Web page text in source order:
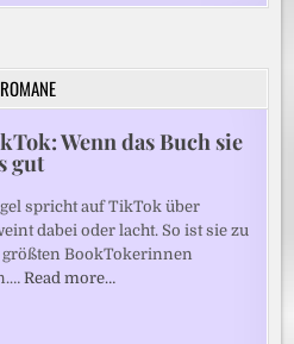
ROMANE
Wenn das Buch sie
gut
spricht auf TikTok über
dabei oder lacht. So ist sie zu
BookTokerinnen
Read more…